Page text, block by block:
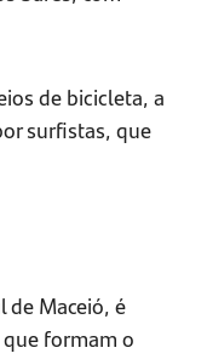
de bicicleta, a
surfistas, que
de Maceió, é
que formam o